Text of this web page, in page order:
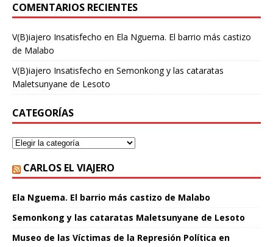
COMENTARIOS RECIENTES
V(B)iajero Insatisfecho en Ela Nguema. El barrio más castizo
de Malabo
V(B)iajero Insatisfecho en Semonkong y las cataratas
Maletsunyane de Lesoto
CATEGORÍAS
CARLOS EL VIAJERO
Ela Nguema. El barrio más castizo de Malabo
Semonkong y las cataratas Maletsunyane de Lesoto
Museo de las Víctimas de la Represión Política en